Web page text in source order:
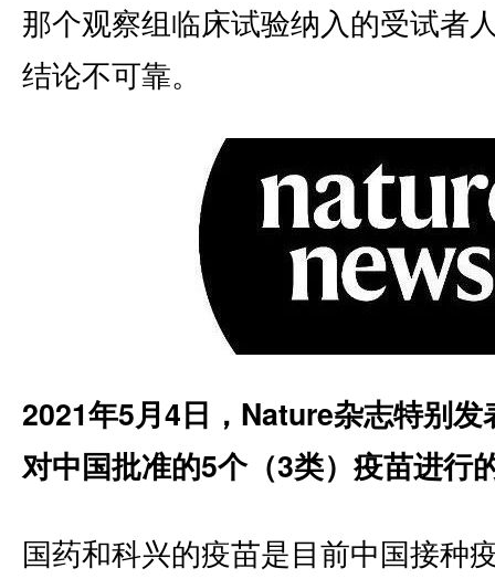
那个观察组临床试验纳入的受试者
结论不可靠。
2021年5月4日，Nature杂志特别
对中国批准的5个（3类）疫苗进行
国药和科兴的疫苗是目前中国接种